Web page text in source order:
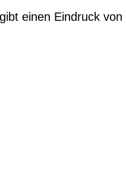
einen Eindruck